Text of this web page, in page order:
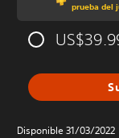
prueba del
Disponible 31/03/2022